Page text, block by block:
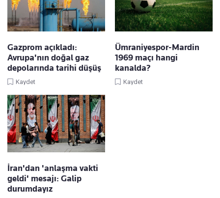
Gazprom açıkladı:
Avrupa'nın doğal gaz
depolarında tarihi düşüş
Kaydet
Ümraniyespor-Mardin
1969 maçı hangi
kanalda?
Kaydet
İran'dan 'anlaşma vakti
geldi' mesajı: Galip
durumdayız